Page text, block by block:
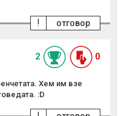
отговор
!
2 0
Хем им взе
:D